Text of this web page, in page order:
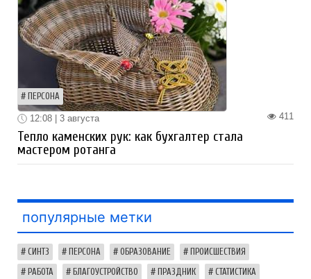
ПЕРСОНА
411
12:08 | 3 августа
Тепло каменских рук: как бухгалтер стала
мастером ротанга
популярные метки
СИНТЗ ПЕРСОНА ОБРАЗОВАНИЕ ПРОИСШЕСТВИЯ
РАБОТА БЛАГОУСТРОЙСТВО ПРАЗДНИК СТАТИСТИКА